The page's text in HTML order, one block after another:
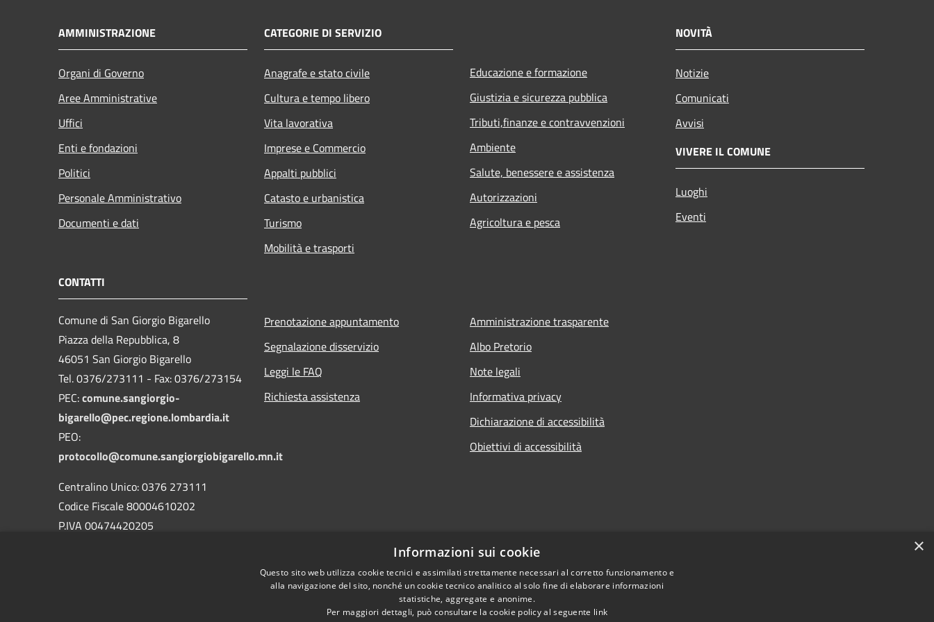
AMMINISTRAZIONE
Organi di Governo
Aree Amministrative
Uffici
Enti e fondazioni
Politici
Personale Amministrativo
Documenti e dati
CATEGORIE DI SERVIZIO
Anagrafe e stato civile
Cultura e tempo libero
Vita lavorativa
Imprese e Commercio
Appalti pubblici
Catasto e urbanistica
Turismo
Mobilità e trasporti
Educazione e formazione
Giustizia e sicurezza pubblica
Tributi,finanze e contravvenzioni
Ambiente
Salute, benessere e assistenza
Autorizzazioni
Agricoltura e pesca
NOVITÀ
Notizie
Comunicati
Avvisi
VIVERE IL COMUNE
Luoghi
Eventi
CONTATTI
Comune di San Giorgio Bigarello
Piazza della Repubblica, 8
46051 San Giorgio Bigarello
Tel. 0376/273111 - Fax: 0376/273154
PEC:comune.sangiorgio-
bigarello@pec.regione.lombardia.it
PEO:
protocollo@comune.sangiorgiobigarello.mn.it
Centralino Unico: 0376 273111
Codice Fiscale 80004610202
P.IVA 00474420205
Prenotazione appuntamento
Segnalazione disservizio
Leggi le FAQ
Richiesta assistenza
Amministrazione trasparente
Albo Pretorio
Note legali
Informativa privacy
Dichiarazione di accessibilità
Obiettivi di accessibilità
×
Informazioni sui cookie
Questo sito web utilizza cookie tecnici e assimilati strettamente necessari al corretto funzionamento e
alla navigazione del sito, nonché un cookie tecnico analitico al solo fine di elaborare informazioni
statistiche, aggregate e anonime.
Per maggiori dettagli, può consultare la cookie policy al seguente link